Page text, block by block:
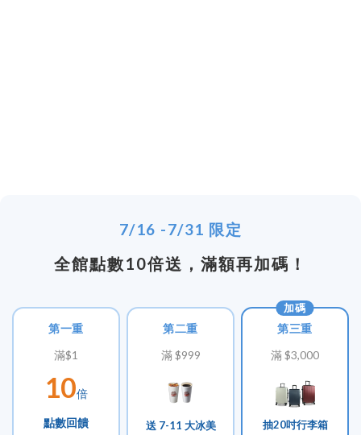
7/16 -7/31 限定
全館點數10倍送，滿額再加碼！
第一重
滿$1
10倍
點數回饋
第二重
滿 $999
送 7-11 大冰美
加碼
第三重
滿 $3,000
抽20吋行李箱